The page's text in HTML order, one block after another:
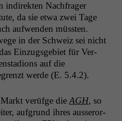
indi­rek­ten Nach­frager
da sie etwa zwei Tage
aufwen­den müssten.
in der Schweiz sei nicht
Einzugs­ge­bi­et für Ver­
auf die
werde (E. 5.4.2).
verüfge die AGH, so
auf­grund ihres ausseror­